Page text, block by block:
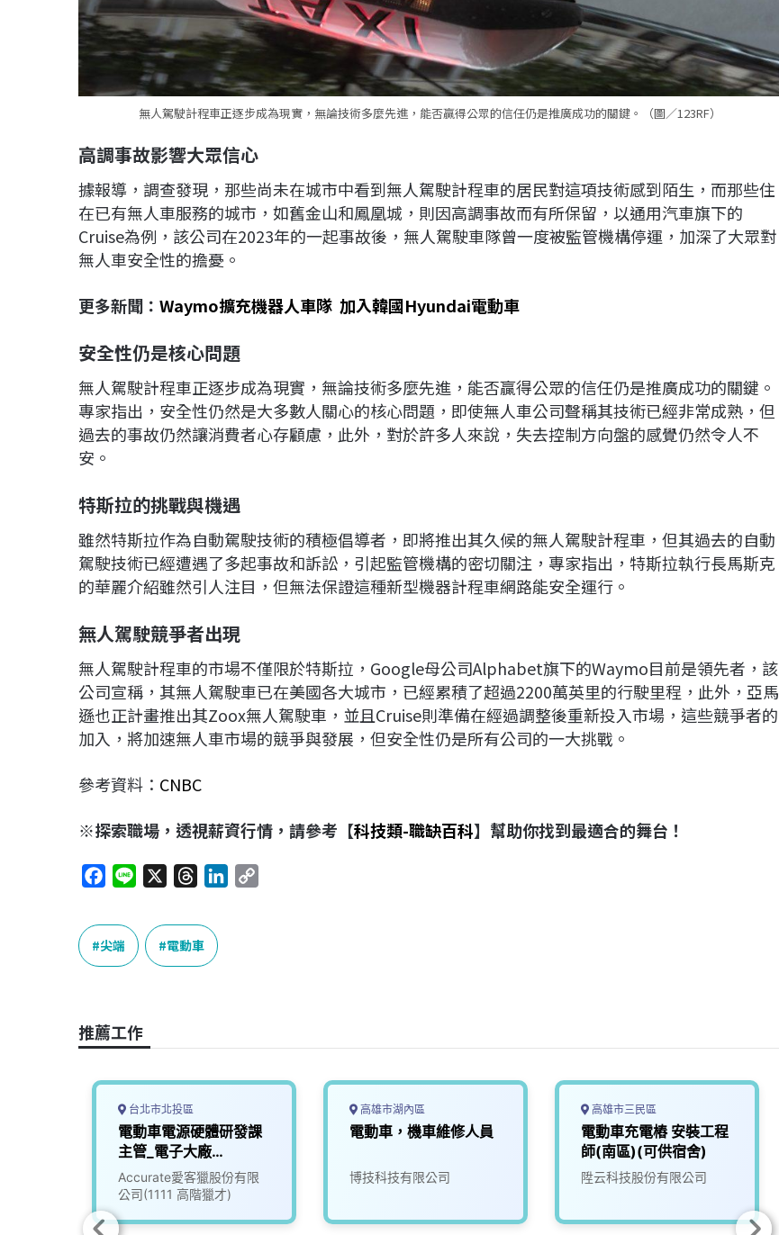
無人駕駛計程車正逐步成為現實，無論技術多麼先進，能否贏得公眾的信任仍是推廣成功的關鍵。（圖／123RF）
高調事故影響大眾信心
據報導，調查發現，那些尚未在城市中看到無人駕駛計程車的居民對這項技術感到陌生，而那些住
在已有無人車服務的城市，如舊金山和鳳凰城，則因高調事故而有所保留，以通用汽車旗下的
Cruise為例，該公司在2023年的一起事故後，無人駕駛車隊曾一度被監管機構停運，加深了大眾對
無人車安全性的擔憂。
更多新聞： Waymo擴充機器人車隊 加入韓國Hyundai電動車
安全性仍是核心問題
無人駕駛計程車正逐步成為現實，無論技術多麼先進，能否贏得公眾的信任仍是推廣成功的關鍵。
專家指出，安全性仍然是大多數人關心的核心問題，即使無人車公司聲稱其技術已經非常成熟，但
過去的事故仍然讓消費者心存顧慮，此外，對於許多人來說，失去控制方向盤的感覺仍然令人不
安。
特斯拉的挑戰與機遇
雖然特斯拉作為自動駕駛技術的積極倡導者，即將推出其久候的無人駕駛計程車，但其過去的自動
駕駛技術已經遭遇了多起事故和訴訟，引起監管機構的密切關注，專家指出，特斯拉執行長馬斯克
的華麗介紹雖然引人注目，但無法保證這種新型機器計程車網路能安全運行。
無人駕駛競爭者出現
無人駕駛計程車的市場不僅限於特斯拉，Google母公司Alphabet旗下的Waymo目前是領先者，該
公司宣稱，其無人駕駛車已在美國各大城市，已經累積了超過2200萬英里的行駛里程，此外，亞馬
遜也正計畫推出其Zoox無人駕駛車，並且Cruise則準備在經過調整後重新投入市場，這些競爭者的
加入，將加速無人車市場的競爭與發展，但安全性仍是所有公司的一大挑戰。
參考資料： CNBC
※探索職場，透視薪資行情，請參考【科技類-職缺百科】幫助你找到最適合的舞台！
c
e
b
k
e
r
e
a
尖端 電動車
推薦工作
台北市北投區
電動車電源硬體研發課
主管_電子大廠
(3010017)
Accurate愛客獵股份有限
公司(1111 高階獵才)
高雄市湖內區
電動車，機車維修人員
博技科技有限公司
高雄市三民區
電動車充電樁 安裝工程
師(南區)(可供宿舍)
陞云科技股份有限公司